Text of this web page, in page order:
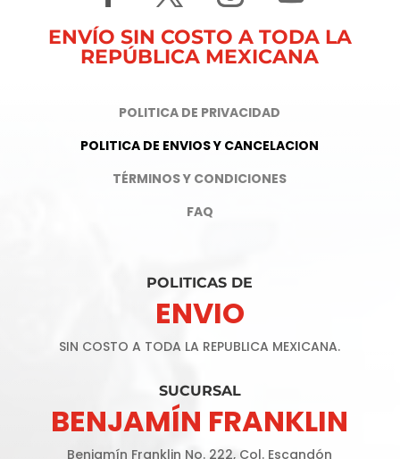
ENVÍO SIN COSTO A TODA LA
REPÚBLICA MEXICANA
POLITICA DE PRIVACIDAD
POLITICA DE ENVIOS Y CANCELACION
TÉRMINOS Y CONDICIONES
FAQ
POLITICAS DE
ENVIO
SIN COSTO A TODA LA REPUBLICA MEXICANA.
SUCURSAL
BENJAMÍN FRANKLIN
Benjamín Franklin No. 222, Col. Escandón